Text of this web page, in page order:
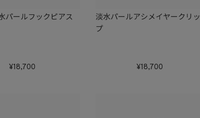
パールフックピアス
18,700
淡水パールアシメイヤークリッ
プ
18,700